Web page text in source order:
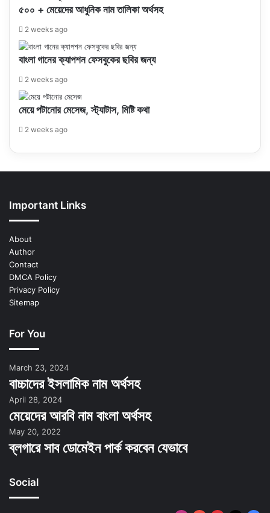
৫০০ + মেয়েদের আধুনিক নাম তালিকা অর্থসহ
2 weeks ago
বাংলা গানের ক্যাপশন ফেসবুকের ছবির জন্য
2 weeks ago
মেয়ে পটানোর মেসেজ, স্ট্যাটাস, মিষ্টি কথা
2 weeks ago
Important Links
About
Author
Contact
DMCA Policy
Privacy Policy
Sitemap
For You
March 23, 2024
বাচ্চাদের ইসলামিক নাম অর্থসহ
April 28, 2024
মেয়েদের আরবি নাম বাংলা অর্থসহ
May 20, 2022
ব্লগারে সাব ডোমেইন পার্ক করবেন যেভাবে
Social